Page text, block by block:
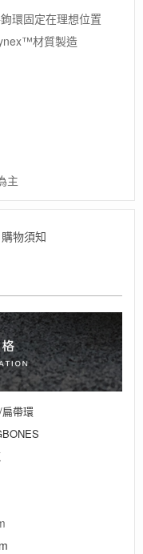
環固定在理想位置
材質製造
主
購物須知
帶環